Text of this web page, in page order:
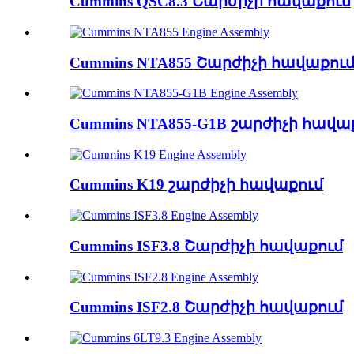
Cummins NTA855 Շարժիչի հավաքում
Cummins NTA855-G1B շարժիչի
Cummins K19 շարժիչի հավաքում
Cummins ISF3.8 Շարժիչի հավաքում
Cummins ISF2.8 Շարժիչի հավաքում